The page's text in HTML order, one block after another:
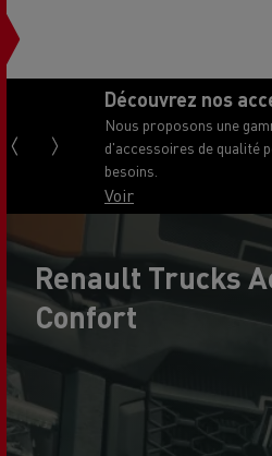
Découvrez nos
Nous proposons une
d'accessoires de qualité
besoins.
Voir
Renault Trucks
Confort